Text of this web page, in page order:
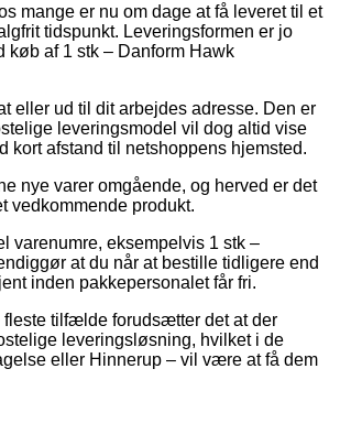
mange er nu om dage at få leveret til et
tidspunkt. Leveringsformen er jo
køb af 1 stk – Danform Hawk
eller ud til dit arbejdes adresse. Den er
leveringsmodel vil dog altid vise
kort afstand til netshoppens hjemsted.
nye varer omgående, og herved er det
vedkommende produkt.
varenumre, eksempelvis 1 stk –
at du når at bestille tidligere end
inden pakkepersonalet får fri.
fleste tilfælde forudsætter det at der
leveringsløsning, hvilket i de
eller Hinnerup – vil være at få dem